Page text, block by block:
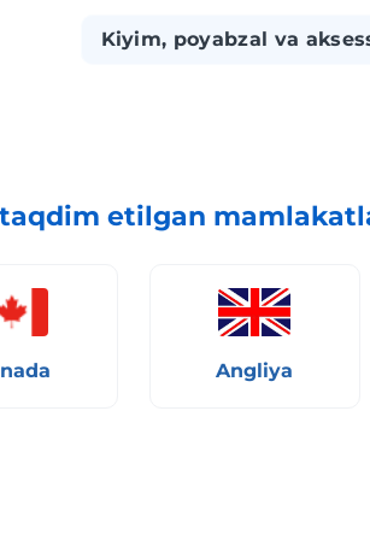
Kiyim, poyabzal va
etilgan
Angliya